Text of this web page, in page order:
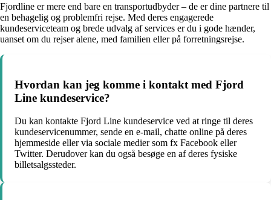
Fjordline er mere end bare en transportudbyder – de er dine partnere til
en behagelig og problemfri rejse. Med deres engagerede
kundeserviceteam og brede udvalg af services er du i gode hænder,
uanset om du rejser alene, med familien eller på forretningsrejse.
Hvordan kan jeg komme i kontakt med Fjord
Line kundeservice?
Du kan kontakte Fjord Line kundeservice ved at ringe til deres
kundeservicenummer, sende en e-mail, chatte online på deres
hjemmeside eller via sociale medier som fx Facebook eller
Twitter. Derudover kan du også besøge en af deres fysiske
billetsalgssteder.